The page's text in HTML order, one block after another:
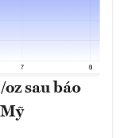
sau báo
Mỹ